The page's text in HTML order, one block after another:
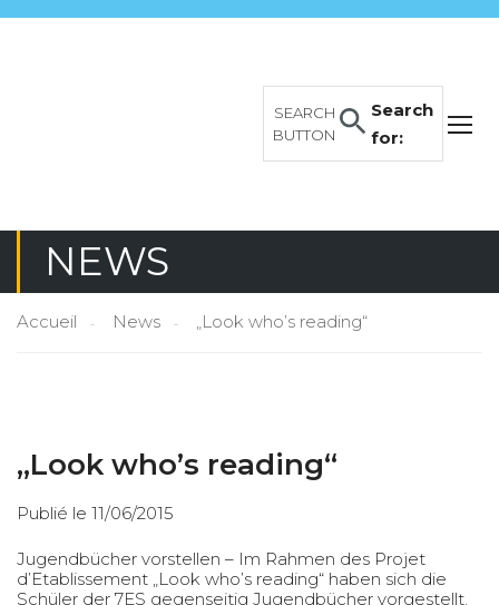
Search
for:
SEARCH
BUTTON
NEWS
Accueil News „Look who’s reading“
„Look who’s reading“
Publié le 11/06/2015
Jugendbücher vorstellen – Im Rahmen des Projet
d’Etablissement „Look who’s reading“ haben sich die
Schüler der 7ES gegenseitig Jugendbücher vorgestellt.